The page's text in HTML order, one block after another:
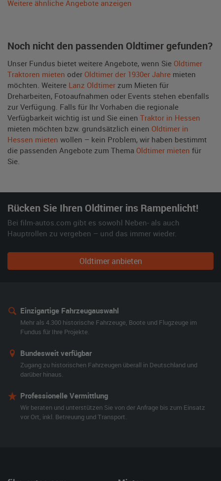
Weitere ähnliche Angebote anzeigen
Noch nicht den passenden Oldtimer gefunden?
Unser Fundus bietet weitere Angebote, wenn Sie Oldtimer
Traktoren mieten oder Oldtimer der 1930er Jahre mieten
möchten. Weitere Lanz Oldtimer zum Mieten für
Dreharbeiten, Fotoaufnahmen oder Events stehen ebenfalls
zur Verfügung. Falls für Ihr Vorhaben die regionale
Verfügbarkeit wichtig ist und Sie einen Traktor in Hessen
mieten möchten bzw. grundsätzlich einen Oldtimer in
Hessen mieten wollen – kein Problem, wir haben bestimmt
die passenden Angebote zum Thema Oldtimer mieten für
Sie.
Rücken Sie Ihren Oldtimer ins Rampenlicht!
Bei film-autos.com gibt es sowohl Neben- als auch
Hauptrollen zu vergeben – und das immer wieder.
Oldtimer anbieten
Einzigartige Fahrzeugauswahl
Mehr als 4.300 historische Fahrzeuge, Boote und Flugzeuge im
Fundus für Ihre Projekte.
Bundesweit verfügbar
Zugang zu historischen Fahrzeugen überall in Deutschland und
darüber hinaus.
Professionelle Vermittlung
Wir beraten und unterstützen Sie von der Anfrage bis zum Einsatz
vor Ort, inkl. Betreuung und Transport.